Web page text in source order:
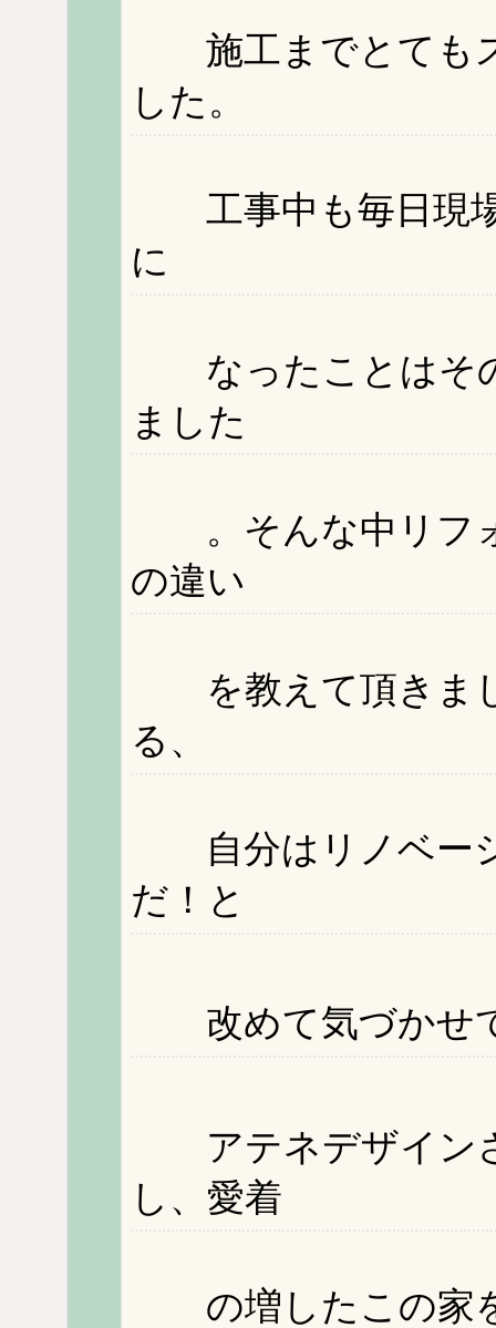
施工までとても
した。
工事中も毎日現場
に
なったことはそ
ました
。そんな中リフ
の違い
を教えて頂きま
る、
自分はリノベー
だ！と
改めて気づかせ
アテネデザイン
し、愛着
の増したこの家